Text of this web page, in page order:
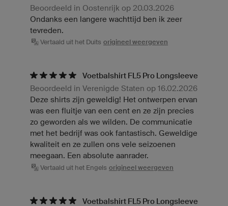
Beoordeeld in Oostenrijk op 20.03.2026
Ondanks een langere wachttijd ben ik zeer
tevreden.
Vertaald uit het Duits origineel weergeven
Voetbalshirt FL5 Pro Longsleeve
Beoordeeld in Verenigde Staten op 16.02.2026
Deze shirts zijn geweldig! Het ontwerpen ervan
was een fluitje van een cent en ze zijn precies
zo geworden als we wilden. De communicatie
met het bedrijf was ook fantastisch. Geweldige
kwaliteit en ze zullen ons vele seizoenen
meegaan. Een absolute aanrader.
Vertaald uit het Engels origineel weergeven
Voetbalshirt FL5 Pro Longsleeve